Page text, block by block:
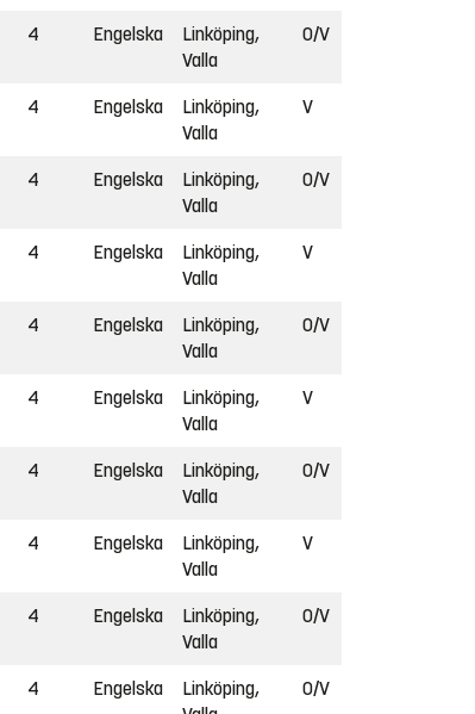
4 Engelska
Linköping,
Valla
O/V
4 Engelska
Linköping,
Valla
V
4 Engelska
Linköping,
Valla
O/V
4 Engelska
Linköping,
Valla
V
4 Engelska
Linköping,
Valla
O/V
4 Engelska
Linköping,
Valla
V
4 Engelska
Linköping,
Valla
O/V
4 Engelska
Linköping,
Valla
V
4 Engelska
Linköping,
Valla
O/V
4 Engelska
Linköping,
O/V